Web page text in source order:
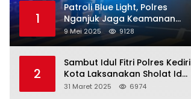
1
Patroli Blue Light, Polres
Nganjuk Jaga Keamanan
Jelang Long Weekend
9 Mei 2025 9128
2
Sambut Idul Fitri Polres Kediri
Kota Laksanakan Sholat Id
dan Gelar Halalbihalal
31 Maret 2025 6974